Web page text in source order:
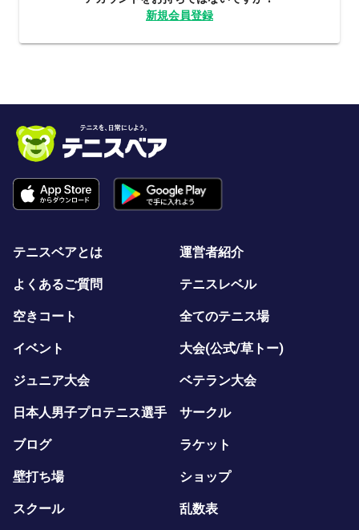
新規会員登録
テニスベアとは 運営者紹介
よくあるご質問 テニスレベル
空きコート 全てのテニス場
イベント 大会(公式/草トー)
ジュニア大会 ベテラン大会
日本人男子プロテニス選手 サークル
ブログ ラケット
壁打ち場 ショップ
スクール 乱数表